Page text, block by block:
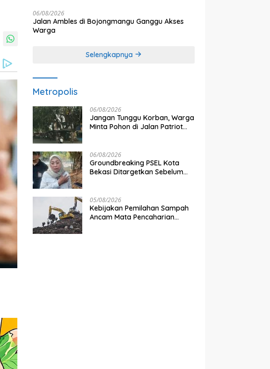
06/08/2026
Jalan Ambles di Bojongmangu Ganggu Akses
Warga
Selengkapnya
Metropolis
06/08/2026
Jangan Tunggu Korban, Warga
Minta Pohon di Jalan Patriot
06/08/2026
Groundbreaking PSEL Kota
Bekasi Ditargetkan Sebelum
05/08/2026
Kebijakan Pemilahan Sampah
Ancam Mata Pencaharian